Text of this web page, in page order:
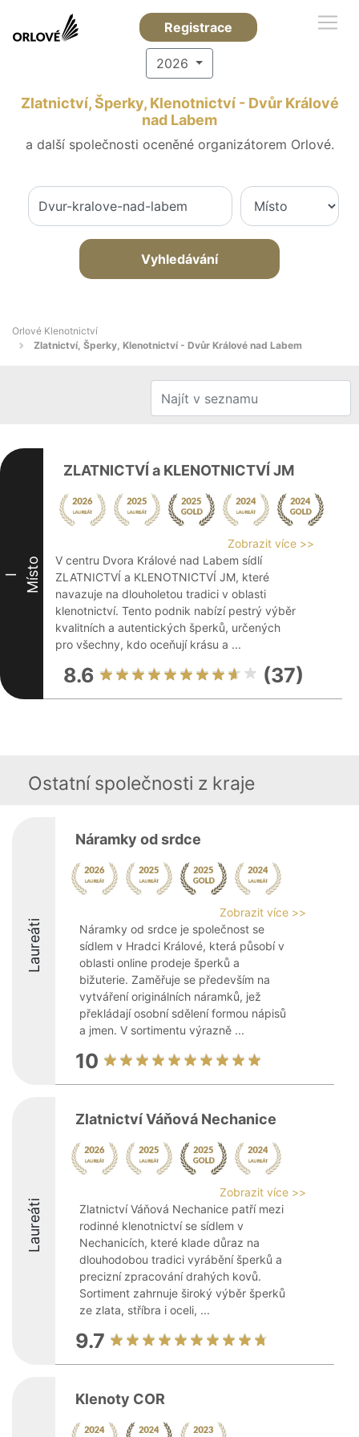
Registrace
2026
Zlatnictví, Šperky, Klenotnictví - Dvůr Králové
nad Labem
a další společnosti oceněné organizátorem Orlové.
Vyhledávání
Orlové Klenotnictví
Zlatnictví, Šperky, Klenotnictví - Dvůr Králové nad Labem
I Místo
ZLATNICTVÍ a KLENOTNICTVÍ JM
Zobrazit více >>
V centru Dvora Králové nad Labem sídlí
ZLATNICTVÍ a KLENOTNICTVÍ JM, které
navazuje na dlouholetou tradici v oblasti
klenotnictví. Tento podnik nabízí pestrý výběr
kvalitních a autentických šperků, určených
pro všechny, kdo oceňují krásu a ...
8.6 (37)
Ostatní společnosti z kraje
Laureáti
Náramky od srdce
Zobrazit více >>
Náramky od srdce je společnost se
sídlem v Hradci Králové, která působí v
oblasti online prodeje šperků a
bižuterie. Zaměřuje se především na
vytváření originálních náramků, jež
překládají osobní sdělení formou nápisů
a jmen. V sortimentu výrazně ...
10
Laureáti
Zlatnictví Váňová Nechanice
Zobrazit více >>
Zlatnictví Váňová Nechanice patří mezi
rodinné klenotnictví se sídlem v
Nechanicích, které klade důraz na
dlouhodobou tradici vyrábění šperků a
precizní zpracování drahých kovů.
Sortiment zahrnuje široký výběr šperků
ze zlata, stříbra i oceli, ...
9.7
Klenoty COR